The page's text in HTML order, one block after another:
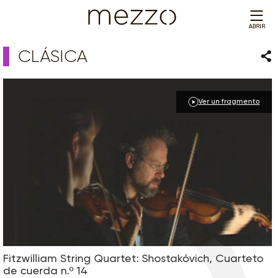
ABRIR
CLÁSICA
Fitzwilliam String Quartet: Shostakóvich, Cuarteto
de cuerda n.º 14
Ver un fragmento